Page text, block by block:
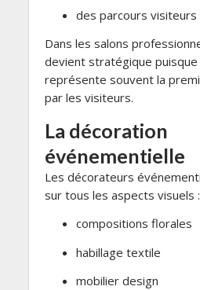
des parcours visiteurs
Dans les salons
devient stratégique puisque
représente souvent la
par les visiteurs.
La décoration
événementielle
Les décorateurs
sur tous les aspects visuels :
compositions florales
habillage textile
mobilier design